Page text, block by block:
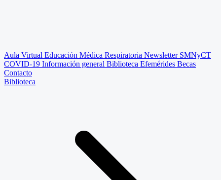
Aula Virtual Educación Médica Respiratoria Newsletter SMNyCT
COVID-19 Información general Biblioteca Efemérides Becas
Contacto
Biblioteca